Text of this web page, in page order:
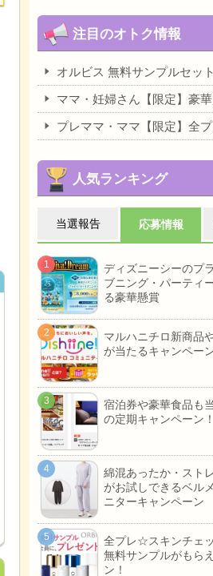
注目のオトク情報
オルビス 無料サンプルセット
ママ・妊婦さん【限定】豪
プレママ・ママ【限定】全プ
人気ランキング
当選報告 応募情報
ディズニーシーのプ
ブニング・パーティ
る豪華懸賞
マルハニチロ新商品
が当たるキャンペー
宿泊券や豪華食品も
の定期キャンペーン！
綿混あったか・スト
がお試しできるベル
ニターキャンペーン
全プレ☆スキンチェ
無料サンプルがもら
ン！